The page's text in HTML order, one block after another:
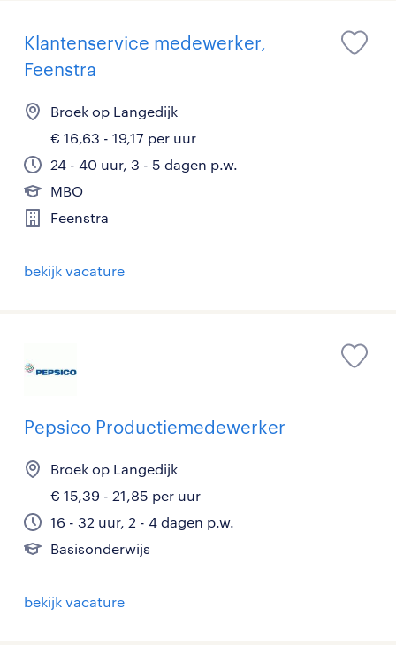
Klantenservice medewerker,
Feenstra
Broek op Langedijk
€ 16,63 - 19,17 per uur
24 - 40 uur, 3 - 5 dagen p.w.
MBO
Feenstra
bekijk vacature
Pepsico Productiemedewerker
Broek op Langedijk
€ 15,39 - 21,85 per uur
16 - 32 uur, 2 - 4 dagen p.w.
Basisonderwijs
bekijk vacature